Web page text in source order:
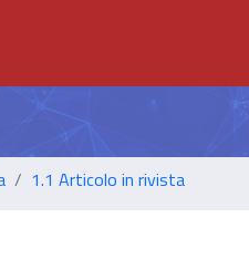
1.1 Articolo in rivista